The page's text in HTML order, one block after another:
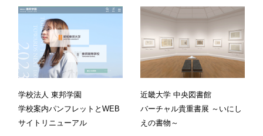
学校法人 東邦学園
学校案内パンフレットとWEB
サイトリニューアル
近畿大学 中央図書館
バーチャル貴重書展 ～いにし
えの書物～